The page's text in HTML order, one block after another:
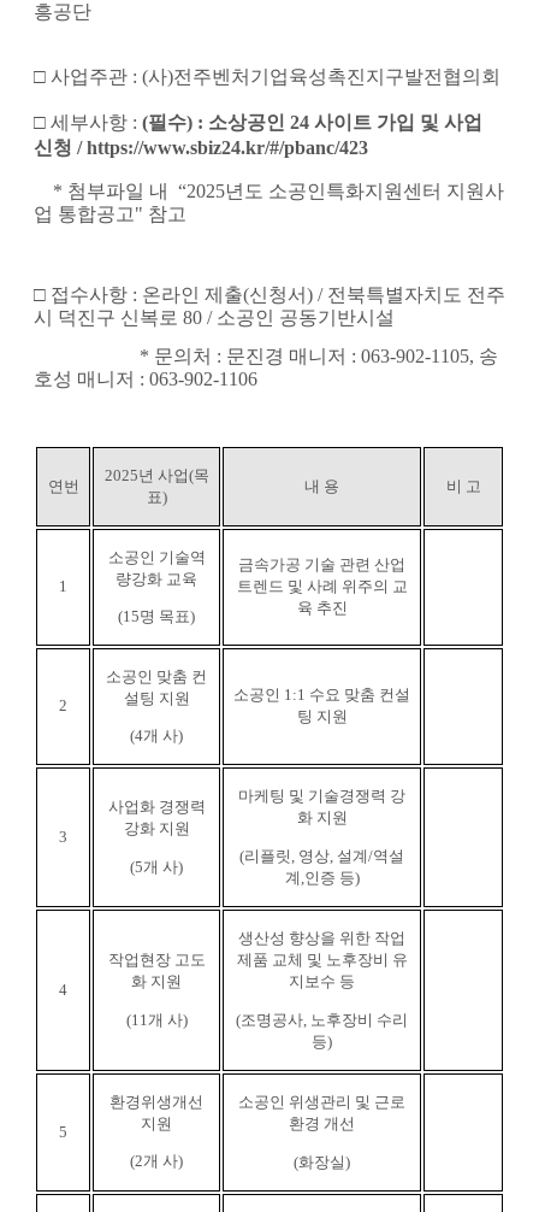
흥공단
□ 사업주관 : (사)전주벤처기업육성촉진지구발전협의회
□ 세부사항 : (필수) : 소상공인 24 사이트 가입 및 사업
신청 /https://www.sbiz24.kr/#/pbanc/423
* 첨부파일 내 “2025년도 소공인특화지원센터 지원사
업 통합공고" 참고
□ 접수사항 : 온라인 제출(신청서) / 전북특별자치도 전주
시 덕진구 신복로 80 / 소공인 공동기반시설
* 문의처 : 문진경 매니저 : 063-902-1105, 송
호성 매니저 : 063-902-1106
연번
2025년 사업(목
표)
내 용 비 고
1
소공인 기술역
량강화 교육
(15명 목표)
금속가공 기술 관련 산업
트렌드 및 사례 위주의 교
육 추진
2
소공인 맞춤 컨
설팅 지원
(4개 사)
소공인 1:1 수요 맞춤 컨설
팅 지원
3
사업화 경쟁력
강화 지원
(5개 사)
마케팅 및 기술경쟁력 강
화 지원
(리플릿 , 영상, 설계/역설
계 인증 등)
4
작업현장 고도
화 지원
(11 개 사)
생산성 향상을 위한 작업
제품 교체 및 노후장비 유
지보수 등
(조명공사, 노후장비 수리
등)
5
환경위생개선
지원
(2개 사)
소공인 위생관리 및 근로
환경 개선
(화장실)